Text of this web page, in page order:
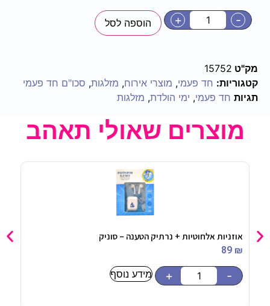
-
+ הוספה לסל
מק"ט 15752
קטגוריות: חד פעמי, מוצרי אירוח, מזלגות, סכו"ם חד פעמי
תגיות חד פעמי, ימי הולדת, מזלגות
מוצרים שאולי תאהב
אוזניות אלחוטיות + נרתיק הטענה – סוניק
89 ₪
-
+ מידע נוסף